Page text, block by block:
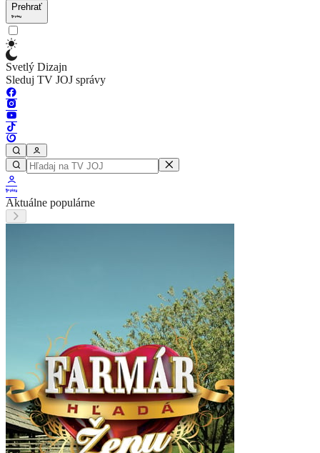
Prehrať
Svetlý Dizajn
Sleduj TV JOJ správy
Aktuálne populárne